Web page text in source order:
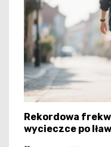
Rekordowa
wycieczce po